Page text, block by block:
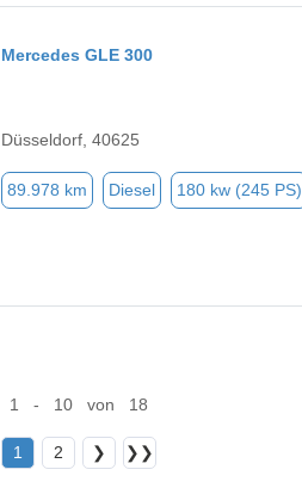
Mercedes GLE 300
Düsseldorf, 40625
89.978 km Diesel 180 kw (245 PS)
1 - 10 von 18
1 2 ❯ ❯❯